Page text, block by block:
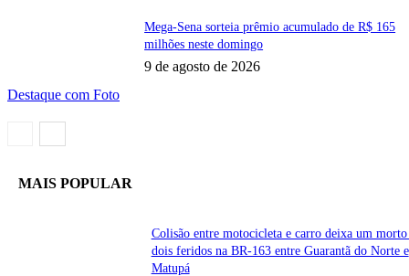
Destaque com Foto
Mega-Sena sorteia prêmio acumulado de R$ 165
milhões neste domingo
9 de agosto de 2026
MAIS POPULAR
Colisão entre motocicleta e carro deixa um morto
dois feridos na BR-163 entre Guarantã do Norte e
Matupá